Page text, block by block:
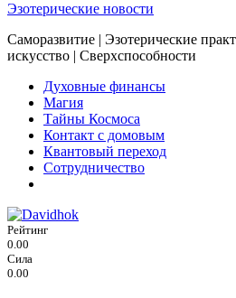
Эзотерические новости
Саморазвитие | Эзотерические
искусство | Сверхспособности
Духовные финансы
Магия
Тайны Космоса
Контакт с домовым
Квантовый переход
Сотрудничество
Рейтинг
0.00
Сила
0.00